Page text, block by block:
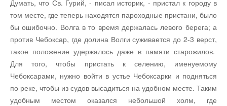
Думать, что Св. Гурий, - писал историк, - пристал к городу в
том месте, где теперь находятся пароходные пристани, было
бы ошибочно. Волга в то время держалась левого берега; а
против Чебоксар, где долина Волги суживается до 2-3 верст,
такое положение удержалось даже в памяти старожилов.
Для того, чтобы пристать к селе­нию, именуемому
Чебоксарами, нужно войти в устье Чебоксарки и подняться
по реке, чтобы из судов высадиться на удобном месте. Таким
удобным мес­том оказался небольшой холм, где